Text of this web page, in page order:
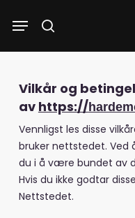
search
Menu
Vilkår og
av https://
Vennligst les disse
bruker nettstedet. Ved
du i å være bundet av
Hvis du ikke godtar
Nettstedet.